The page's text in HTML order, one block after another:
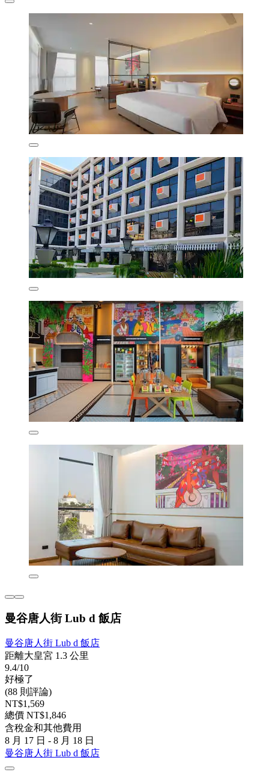
曼谷唐人街 Lub d 飯店
曼谷唐人街 Lub d 飯店
距離大皇宮 1.3 公里
9.4/10
好極了
(88 則評論)
NT$1,569
總價 NT$1,846
含稅金和其他費用
8 月 17 日 - 8 月 18 日
曼谷唐人街 Lub d 飯店